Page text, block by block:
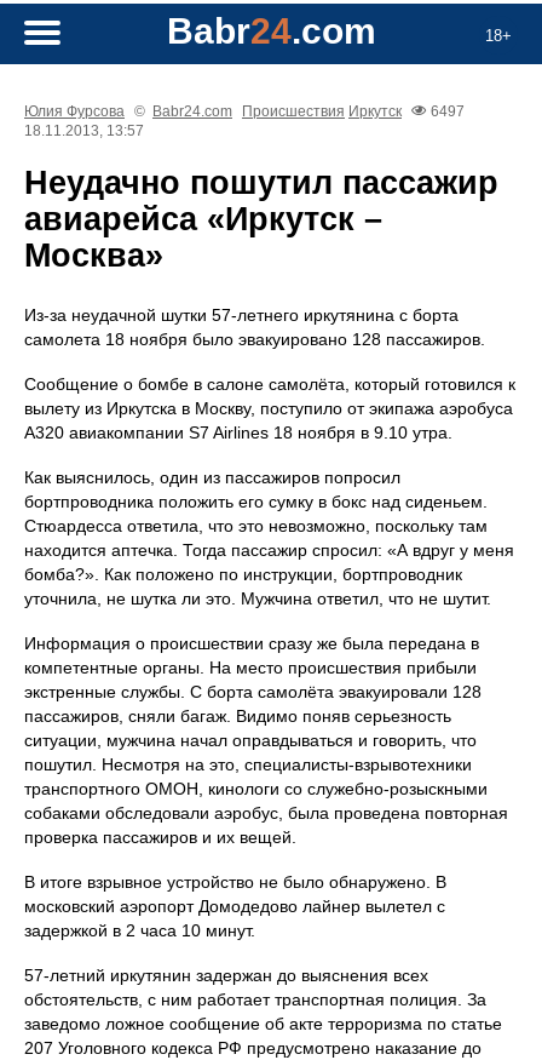
18+
Babr24.com
Юлия Фурсова © Babr24.com Происшествия Иркутск
6497
18.11.2013, 13:57
Неудачно пошутил пассажир
авиарейса «Иркутск –
Москва»
Из-за неудачной шутки 57-летнего иркутянина с борта
самолета 18 ноября было эвакуировано 128 пассажиров.
Сообщение о бомбе в салоне самолёта, который готовился к
вылету из Иркутска в Москву, поступило от экипажа аэробуса
А320 авиакомпании S7 Airlines 18 ноября в 9.10 утра.
Как выяснилось, один из пассажиров попросил
бортпроводника положить его сумку в бокс над сиденьем.
Стюардесса ответила, что это невозможно, поскольку там
находится аптечка. Тогда пассажир спросил: «А вдруг у меня
бомба?». Как положено по инструкции, бортпроводник
уточнила, не шутка ли это. Мужчина ответил, что не шутит.
Информация о происшествии сразу же была передана в
компетентные органы. На место происшествия прибыли
экстренные службы. С борта самолёта эвакуировали 128
пассажиров, сняли багаж. Видимо поняв серьезность
ситуации, мужчина начал оправдываться и говорить, что
пошутил. Несмотря на это, специалисты-взрывотехники
транспортного ОМОН, кинологи со служебно-розыскными
собаками обследовали аэробус, была проведена повторная
проверка пассажиров и их вещей.
В итоге взрывное устройство не было обнаружено. В
московский аэропорт Домодедово лайнер вылетел с
задержкой в 2 часа 10 минут.
57-летний иркутянин задержан до выяснения всех
обстоятельств, с ним работает транспортная полиция. За
заведомо ложное сообщение об акте терроризма по статье
207 Уголовного кодекса РФ предусмотрено наказание до